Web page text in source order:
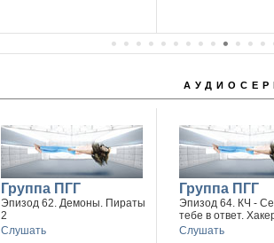
Группа ПГГ
Эпизод 62. Демоны. Пираты
2
Слушать
Группа ПГГ
Эпизод 64. КЧ -
тебе в ответ.
Слушать